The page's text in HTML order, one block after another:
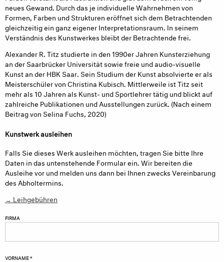
neues Gewand. Durch das je individuelle Wahrnehmen von
Formen, Farben und Strukturen eröffnet sich dem Betrachtenden
gleichzeitig ein ganz eigener Interpretationsraum. In seinem
Verständnis des Kunstwerkes bleibt der Betrachtende frei.
Alexander R. Titz studierte in den 1990er Jahren Kunsterziehung
an der Saarbrücker Universität sowie freie und audio-visuelle
Kunst an der HBK Saar. Sein Studium der Kunst absolvierte er als
Meisterschüler von Christina Kubisch. Mittlerweile ist Titz seit
mehr als 10 Jahren als Kunst- und Sportlehrer tätig und blickt auf
zahlreiche Publikationen und Ausstellungen zurück. (Nach einem
Beitrag von Selina Fuchs, 2020)
Kunstwerk ausleihen
Falls Sie dieses Werk ausleihen möchten, tragen Sie bitte Ihre
Daten in das untenstehende Formular ein. Wir bereiten die
Ausleihe vor und melden uns dann bei Ihnen zwecks Vereinbarung
des Abholtermins.
→ Leihgebühren
FIRMA
VORNAME *